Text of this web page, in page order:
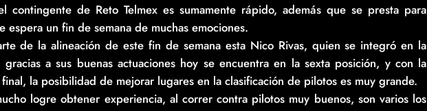
de Reto Telmex es sumamente rápido, además que se presta para
espera un fin de semana de muchas emociones.
de la alineación de este fin de semana esta Nico Rivas, quien se integró en la
a sus buenas actuaciones hoy se encuentra en la sexta posición, y con la
la posibilidad de mejorar lugares en la clasificación de pilotos es muy grande.
logre obtener experiencia, al correr contra pilotos muy buenos, son varios los